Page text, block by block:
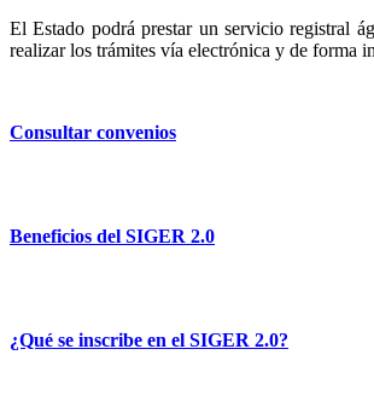
El Estado podrá prestar un servicio registral
realizar los trámites vía electrónica y de forma
Consultar convenios
Beneficios del SIGER 2.0
¿Qué se inscribe en el SIGER 2.0?